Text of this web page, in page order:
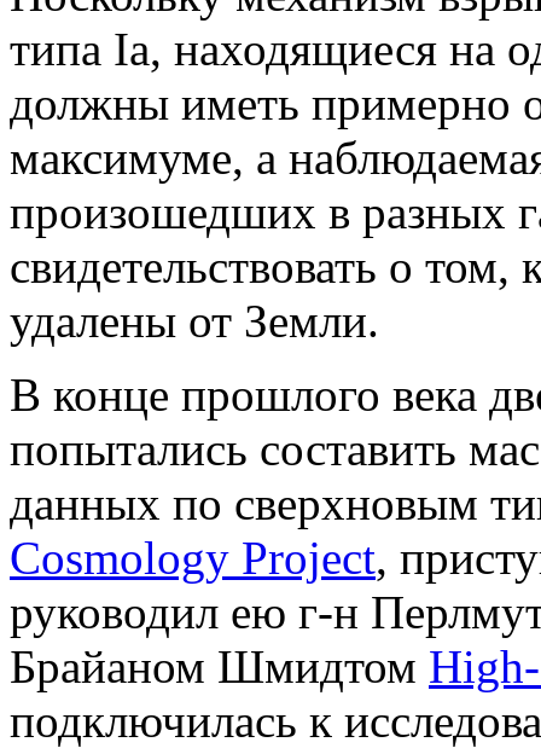
типа Ia, находящиеся на
должны иметь примерно
максимуме, а
произошедших в разных
свидетельствовать о том,
удалены от Земли.
В конце прошлого века
попытались составить
данных по сверхновым
Cosmology Project,
руководил ею г-н
Брайаном Шмидтом
подключилась к